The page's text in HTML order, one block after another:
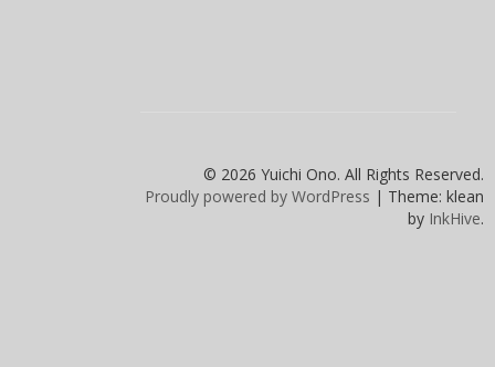
© 2026 Yuichi Ono. All Rights Reserved.
Proudly powered by WordPress | Theme: klean
by InkHive.